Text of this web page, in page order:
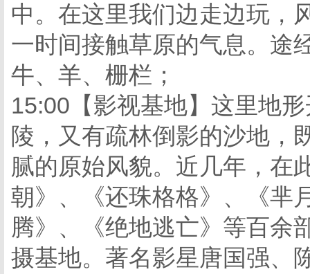
中。在这里我们边走边玩，
一时间接触草原的气息。途
牛、羊、栅栏；
15:00【影视基地】这里地
陵，又有疏林倒影的沙地，
腻的原始风貌。近几年，在
朝》、《还珠格格》、《芈
腾》、《绝地逃亡》等百余
摄基地。著名影星唐国强、